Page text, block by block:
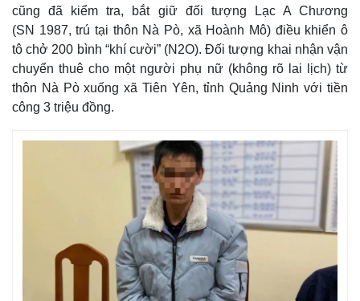
Hồ sơ
E-Magazine
Infographic
cũng đã kiểm tra, bắt giữ đối tượng Lạc A Chương
(SN 1987, trú tại thôn Nà Pò, xã Hoành Mô) điều khiển ô
tô chở 200 bình “khí cười” (N2O). Đối tượng khai nhận vận
chuyển thuê cho một người phụ nữ (không rõ lai lịch) từ
thôn Nà Pò xuống xã Tiên Yên, tỉnh Quảng Ninh với tiền
công 3 triệu đồng.